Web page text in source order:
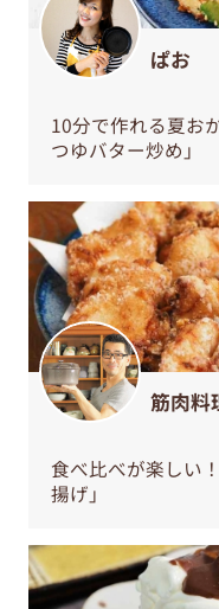
ぱお
10分で作れる夏お
つゆバター炒め」
筋肉料
食べ比べが楽しい
揚げ」